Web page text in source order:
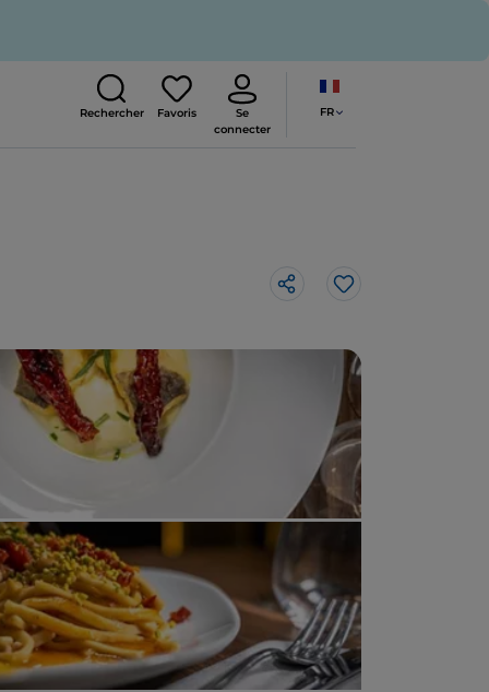
Rechercher Favoris
Se
connecter
FR
J’aime